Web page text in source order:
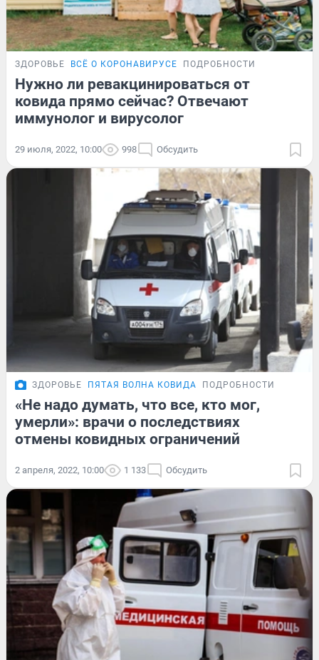
ЗДОРОВЬЕ ВСЁ О КОРОНАВИРУСЕ ПОДРОБНОСТИ
Нужно ли ревакцинироваться от
ковида прямо сейчас? Отвечают
иммунолог и вирусолог
29 июля, 2022, 10:00 998 Обсудить
ЗДОРОВЬЕ ПЯТАЯ ВОЛНА КОВИДА ПОДРОБНОСТИ
«Не надо думать, что все, кто мог,
умерли»: врачи о последствиях
отмены ковидных ограничений
2 апреля, 2022, 10:00 1 133 Обсудить